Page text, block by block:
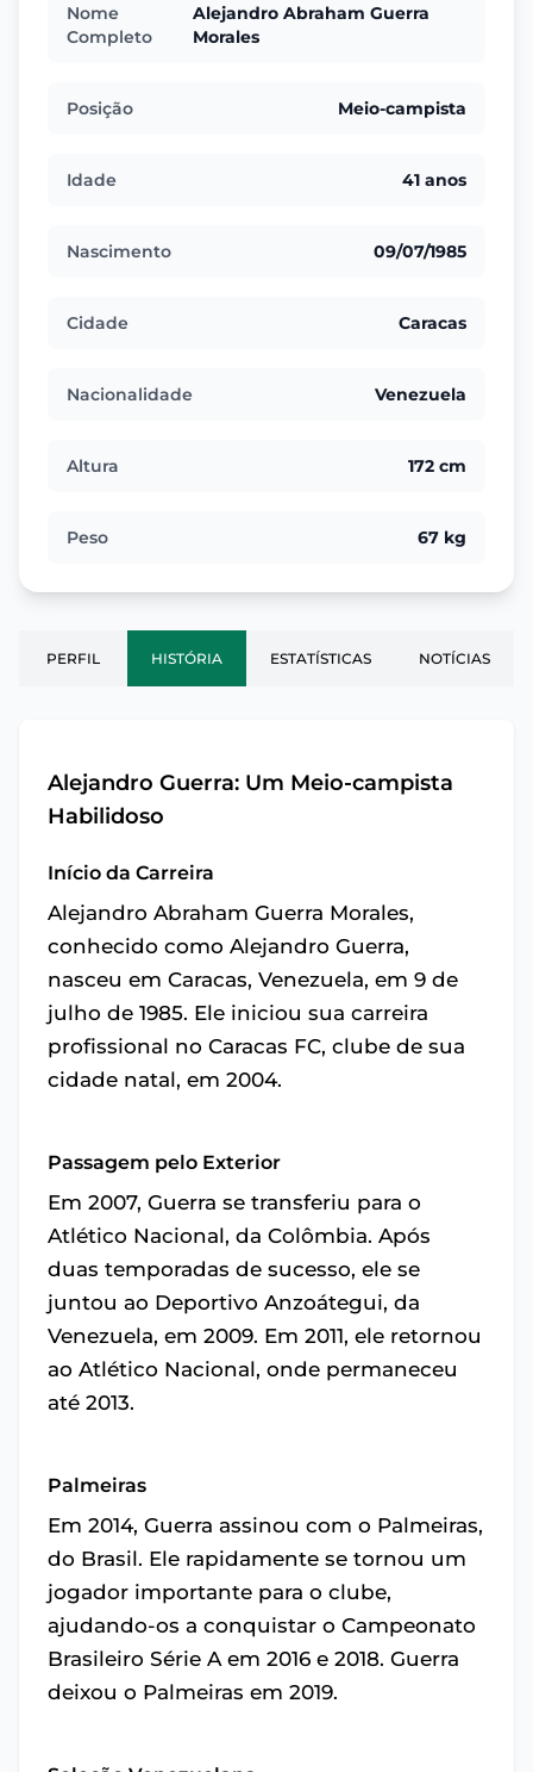
Nome
Completo
Alejandro Abraham Guerra
Morales
Posição Meio-campista
Idade 41 anos
Nascimento 09/07/1985
Cidade Caracas
Nacionalidade Venezuela
Altura 172 cm
Peso 67 kg
PERFIL HISTÓRIA ESTATÍSTICAS NOTÍCIAS
Alejandro Guerra: Um Meio-campista
Habilidoso
Início da Carreira
Alejandro Abraham Guerra Morales,
conhecido como Alejandro Guerra,
nasceu em Caracas, Venezuela, em 9 de
julho de 1985. Ele iniciou sua carreira
profissional no Caracas FC, clube de sua
cidade natal, em 2004.
Passagem pelo Exterior
Em 2007, Guerra se transferiu para o
Atlético Nacional, da Colômbia. Após
duas temporadas de sucesso, ele se
juntou ao Deportivo Anzoátegui, da
Venezuela, em 2009. Em 2011, ele retornou
ao Atlético Nacional, onde permaneceu
até 2013.
Palmeiras
Em 2014, Guerra assinou com o Palmeiras,
do Brasil. Ele rapidamente se tornou um
jogador importante para o clube,
ajudando-os a conquistar o Campeonato
Brasileiro Série A em 2016 e 2018. Guerra
deixou o Palmeiras em 2019.